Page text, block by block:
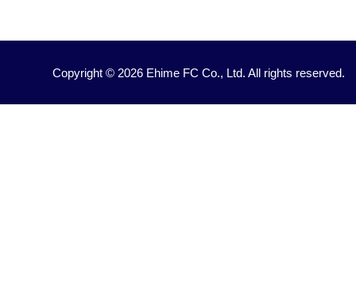
Copyright © 2026 Ehime FC Co., Ltd. All rights reserved.